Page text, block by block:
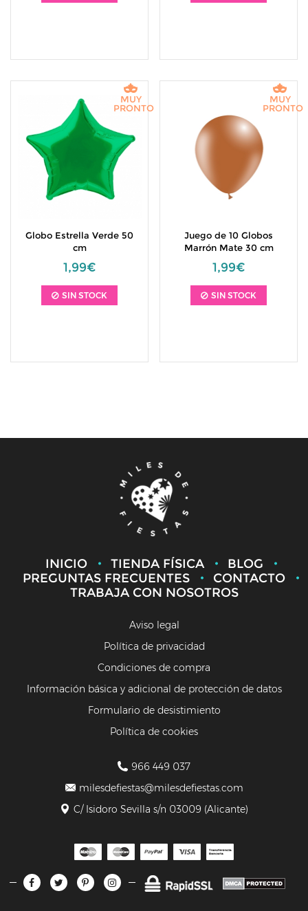
Globo Estrella Verde 50
cm
1,99€
SIN STOCK
MUY
PRONTO
Juego de 10 Globos
Marrón Mate 30 cm
1,99€
SIN STOCK
MUY
PRONTO
INICIO TIENDA FÍSICA
BLOG
PREGUNTAS FRECUENTES
CONTACTO
TRABAJA CON NOSOTROS
Aviso legal
Política de privacidad
Condiciones de compra
Información básica y adicional de protección de datos
Formulario de desistimiento
Política de cookies
966 449 037
milesdefiestas@milesdefiestas.com
C/ Isidoro Sevilla s/n 03009 (Alicante)